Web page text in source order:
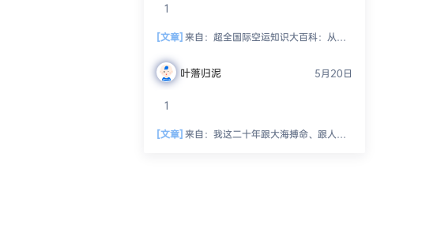
1
[文章]来自： 超全国际空运知识大百科：从入门到精通，玩转空中物流！
叶落归泥 5月20日
1
[文章]来自： 我这二十年跟大海搏命、跟人精斗法、跟老天爷抢饭吃的海运生涯